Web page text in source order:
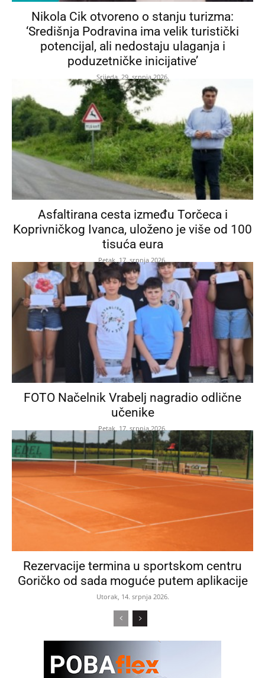
Nikola Cik otvoreno o stanju turizma:
‘Središnja Podravina ima velik turistički
potencijal, ali nedostaju ulaganja i
poduzetničke inicijative’
Srijeda, 29. srpnja 2026.
Asfaltirana cesta između Torčeca i
Koprivničkog Ivanca, uloženo je više od 100
tisuća eura
Petak, 17. srpnja 2026.
FOTO Načelnik Vrabelj nagradio odlične
učenike
Petak, 17. srpnja 2026.
Rezervacije termina u sportskom centru
Goričko od sada moguće putem aplikacije
Utorak, 14. srpnja 2026.